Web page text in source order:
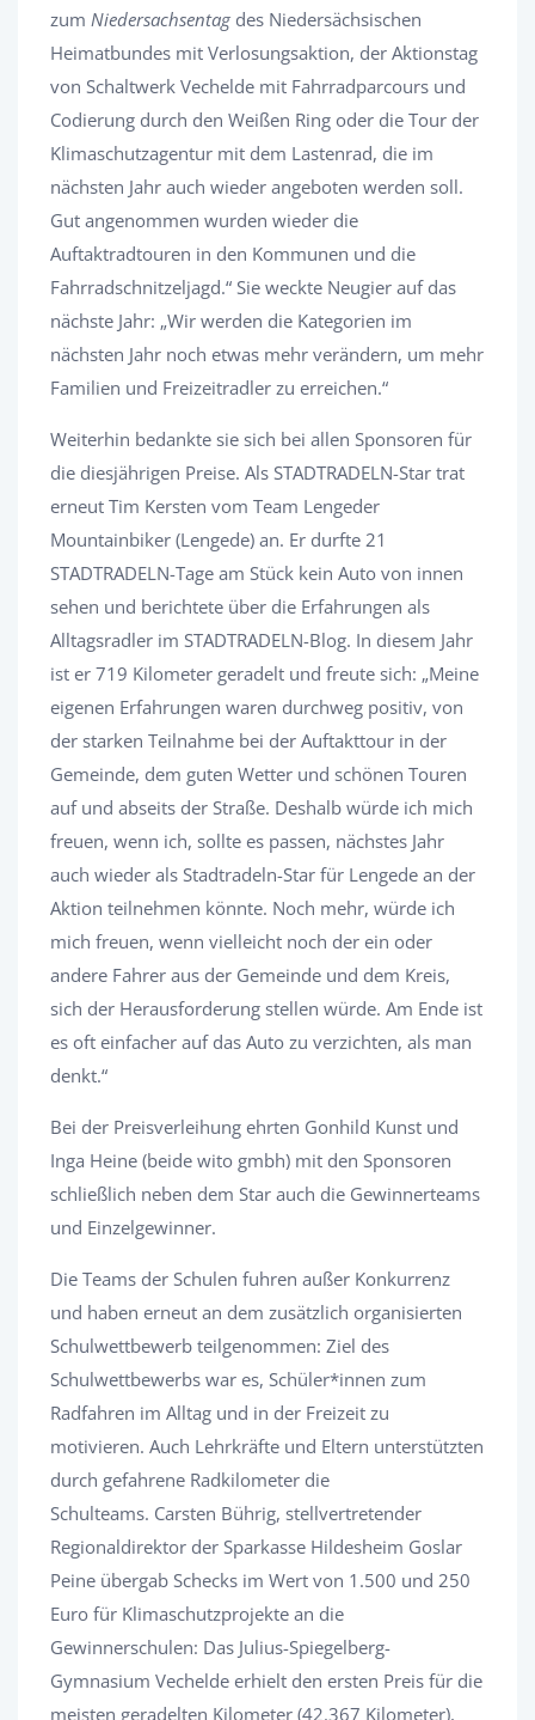
zum Niedersachsentag des Niedersächsischen
Heimatbundes mit Verlosungsaktion, der Aktionstag
von Schaltwerk Vechelde mit Fahrradparcours und
Codierung durch den Weißen Ring oder die Tour der
Klimaschutzagentur mit dem Lastenrad, die im
nächsten Jahr auch wieder angeboten werden soll.
Gut angenommen wurden wieder die
Auftaktradtouren in den Kommunen und die
Fahrradschnitzeljagd.“ Sie weckte Neugier auf das
nächste Jahr: „Wir werden die Kategorien im
nächsten Jahr noch etwas mehr verändern, um mehr
Familien und Freizeitradler zu erreichen.“
Weiterhin bedankte sie sich bei allen Sponsoren für
die diesjährigen Preise. Als STADTRADELN-Star trat
erneut Tim Kersten vom Team Lengeder
Mountainbiker (Lengede) an. Er durfte 21
STADTRADELN-Tage am Stück kein Auto von innen
sehen und berichtete über die Erfahrungen als
Alltagsradler im STADTRADELN-Blog. In diesem Jahr
ist er 719 Kilometer geradelt und freute sich: „Meine
eigenen Erfahrungen waren durchweg positiv, von
der starken Teilnahme bei der Auftakttour in der
Gemeinde, dem guten Wetter und schönen Touren
auf und abseits der Straße. Deshalb würde ich mich
freuen, wenn ich, sollte es passen, nächstes Jahr
auch wieder als Stadtradeln-Star für Lengede an der
Aktion teilnehmen könnte. Noch mehr, würde ich
mich freuen, wenn vielleicht noch der ein oder
andere Fahrer aus der Gemeinde und dem Kreis,
sich der Herausforderung stellen würde. Am Ende ist
es oft einfacher auf das Auto zu verzichten, als man
denkt.“
Bei der Preisverleihung ehrten Gonhild Kunst und
Inga Heine (beide wito gmbh) mit den Sponsoren
schließlich neben dem Star auch die Gewinnerteams
und Einzelgewinner.
Die Teams der Schulen fuhren außer Konkurrenz
und haben erneut an dem zusätzlich organisierten
Schulwettbewerb teilgenommen: Ziel des
Schulwettbewerbs war es, Schüler*innen zum
Radfahren im Alltag und in der Freizeit zu
motivieren. Auch Lehrkräfte und Eltern unterstützten
durch gefahrene Radkilometer die
Schulteams. Carsten Bührig, stellvertretender
Regionaldirektor der Sparkasse Hildesheim Goslar
Peine übergab Schecks im Wert von 1.500 und 250
Euro für Klimaschutzprojekte an die
Gewinnerschulen: Das Julius-Spiegelberg-
Gymnasium Vechelde erhielt den ersten Preis für die
meisten geradelten Kilometer (42.367 Kilometer),